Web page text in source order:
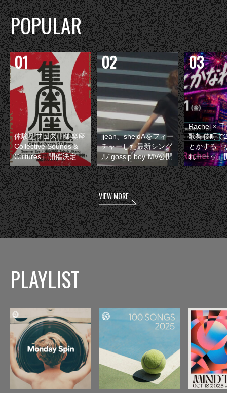
POPULAR
体験型フェス『集楽座
Collective Sounds &
Cultures』開催決定
jjean、sheidAをフィー
チャーした最新シング
ル“gossip boy”MV公開
Rachel ×
歌舞伎町で
とかする『
れーーッ』
VIEW MORE
PLAYLIST